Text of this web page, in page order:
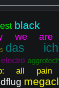
we are
das ich
electro
all pain